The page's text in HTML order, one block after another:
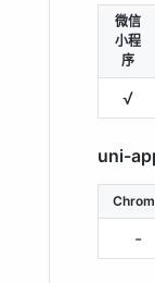
微信
小程
序
√
uni-
-